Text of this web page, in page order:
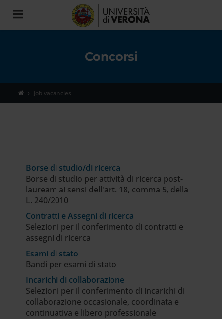
Toggle
navigation
Concorsi
Job vacancies
Borse di studio/di ricerca
Borse di studio per attività di ricerca post-
lauream ai sensi dell'art. 18, comma 5, della
L. 240/2010
Contratti e Assegni di ricerca
Selezioni per il conferimento di contratti e
assegni di ricerca
Esami di stato
Bandi per esami di stato
Incarichi di collaborazione
Selezioni per il conferimento di incarichi di
collaborazione occasionale, coordinata e
continuativa e libero professionale